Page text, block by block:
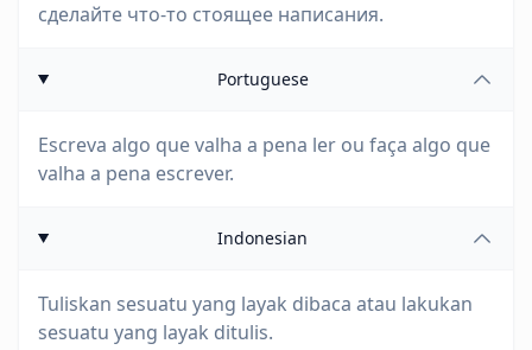
сделайте что-то стоящее написания.
Portuguese
Escreva algo que valha a pena ler ou faça algo que
valha a pena escrever.
Indonesian
Tuliskan sesuatu yang layak dibaca atau lakukan
sesuatu yang layak ditulis.